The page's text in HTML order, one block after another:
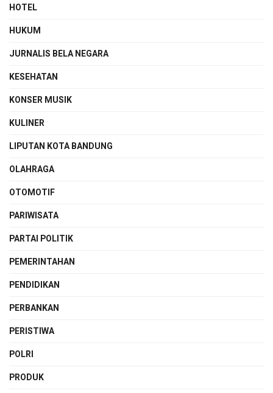
HOTEL
HUKUM
JURNALIS BELA NEGARA
KESEHATAN
KONSER MUSIK
KULINER
LIPUTAN KOTA BANDUNG
OLAHRAGA
OTOMOTIF
PARIWISATA
PARTAI POLITIK
PEMERINTAHAN
PENDIDIKAN
PERBANKAN
PERISTIWA
POLRI
PRODUK